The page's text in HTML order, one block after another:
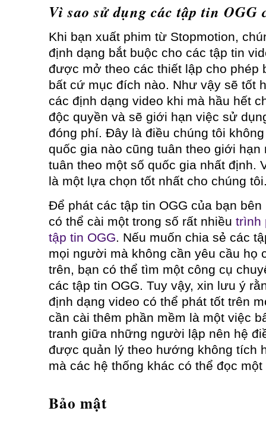
Vì sao sử dụng các tập tin OGG
Khi bạn xuất phim từ Stopmotion,
định dạng bắt buộc cho các tập tin
được mở theo các thiết lập cho phép
bất cứ mục đích nào. Như vậy sẽ tốt
các định dạng video khi mà hầu hết
độc quyền và sẽ giới hạn việc sử
đóng phí. Đây là điều chúng tôi
quốc gia nào cũng tuân theo giới
tuân theo một số quốc gia nhất định.
là một lựa chọn tốt nhất cho chúng
Để phát các tập tin OGG của bạn
có thể cài một trong số rất nhiều trình
tập tin OGG. Nếu muốn chia sẻ các
mọi người mà không cần yêu cầu họ
trên, bạn có thể tìm một công cụ
các tập tin OGG. Tuy vậy, xin lưu ý
định dạng video có thể phát tốt trên
cần cài thêm phần mềm là một việc
tranh giữa những người lập nên hệ
được quản lý theo hướng không tích
mà các hệ thống khác có thể đọc
Bảo mật